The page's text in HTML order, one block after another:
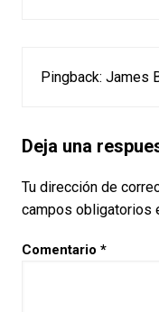
Pingback: James
Deja una
Tu dirección de
campos obligatorios
Comentario *